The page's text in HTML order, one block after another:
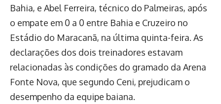
Bahia, e Abel Ferreira, técnico do Palmeiras, após
o empate em 0 a 0 entre Bahia e Cruzeiro no
Estádio do Maracanã, na última quinta-feira. As
declarações dos dois treinadores estavam
relacionadas às condições do gramado da Arena
Fonte Nova, que segundo Ceni, prejudicam o
desempenho da equipe baiana.